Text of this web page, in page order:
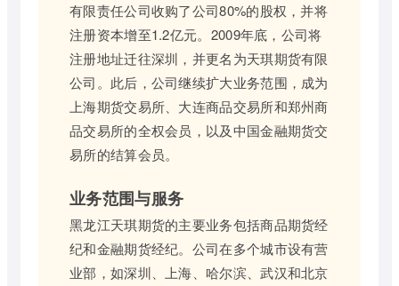
有限责任公司收购了公司80%的股权，并将
注册资本增至1.2亿元。2009年底，公司将
注册地址迁往深圳，并更名为天琪期货有限
公司。此后，公司继续扩大业务范围，成为
上海期货交易所、大连商品交易所和郑州商
品交易所的全权会员，以及中国金融期货交
易所的结算会员。
业务范围与服务
黑龙江天琪期货的主要业务包括商品期货经
纪和金融期货经纪。公司在多个城市设有营
业部，如深圳、上海、哈尔滨、武汉和北京